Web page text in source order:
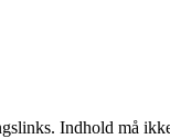
Indhold må